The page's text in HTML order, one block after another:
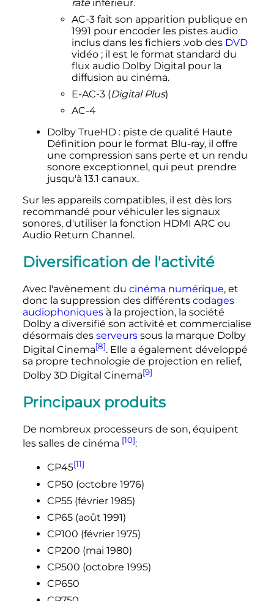
rateinférieur.
AC-3 fait son apparition publique en
1991 pour encoder les pistes audio
inclus dans les fichiers .vob des DVD
vidéo ; il est le format standard du
flux audio Dolby Digital pour la
diffusion au cinéma.
E-AC-3 (Digital Plus)
AC-4
Dolby TrueHD : piste de qualité Haute
Définition pour le format Blu-ray, il offre
une compression sans perte et un rendu
sonore exceptionnel, qui peut prendre
jusqu'à 13.1 canaux.
Sur les appareils compatibles, il est dès lors
recommandé pour véhiculer les signaux
sonores, d'utiliser la fonction HDMI ARC ou
Audio Return Channel.
Diversification de l'activité
Avec l'avènement du cinéma numérique, et
donc la suppression des différents codages
audiophoniquesà la projection, la société
Dolby a diversifié son activité et commercialise
désormais des serveurssous la marque Dolby
Digital Cinema[8]. Elle a également développé
sa propre technologie de projection en relief,
Dolby 3D Digital Cinema[9]
Principaux produits
De nombreux processeurs de son, équipent
les salles de cinéma [10]:
CP45[11]
CP50 (octobre 1976)
CP55 (février 1985)
CP65 (août 1991)
CP100 (février 1975)
CP200 (mai 1980)
CP500 (octobre 1995)
CP650